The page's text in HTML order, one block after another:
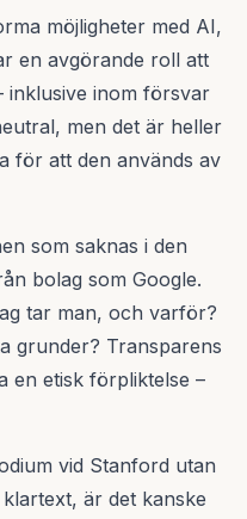
möjligheter med AI,
en avgörande roll att
inklusive inom försvar
men det är heller
för att den används av
som saknas i den
bolag som Google.
tar man, och varför?
grunder? Transparens
en etisk förpliktelse –
vid Stanford utan
är det kanske